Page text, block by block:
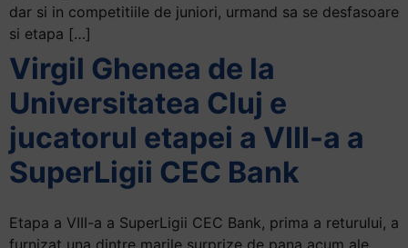
dar si in competitiile de juniori, urmand sa se desfasoare
si etapa […]
Virgil Ghenea de la
Universitatea Cluj e
jucatorul etapei a VIII-a a
SuperLigii CEC Bank
Etapa a VIII-a a SuperLigii CEC Bank, prima a returului, a
furnizat una dintre marile surprize de pana acum ale